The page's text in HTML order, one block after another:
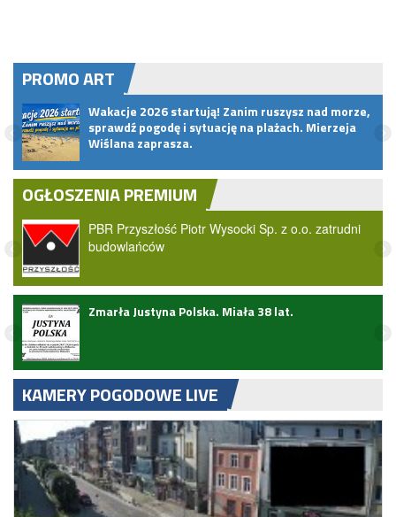
PROMO ART
Wakacje 2026 startują! Zanim ruszysz nad morze,
sprawdź pogodę i sytuację na plażach. Mierzeja
Wiślana zaprasza.
OGŁOSZENIA PREMIUM
PBR Przyszłość Piotr Wysocki Sp. z o.o. zatrudni
budowlańców
Zmarła Justyna Polska. Miała 38 lat.
KAMERY POGODOWE LIVE